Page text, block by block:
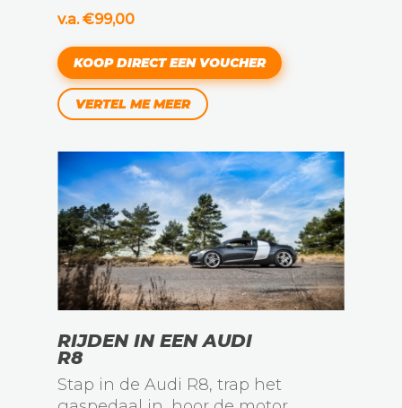
v.a. €99,00
KOOP DIRECT EEN VOUCHER
VERTEL ME MEER
RIJDEN IN EEN AUDI
R8
Stap in de Audi R8, trap het